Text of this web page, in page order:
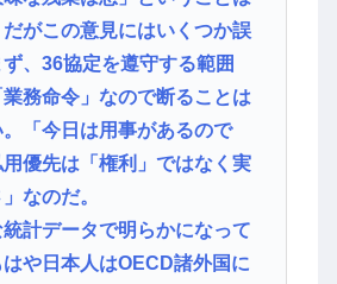
がこの意見にはいくつか誤
、36協定を遵守する範囲
務命令」なので断ることは
「今日は用事があるので
用優先は「権利」ではなく実
なのだ。
計データで明らかになって
や日本人はOECD諸外国に